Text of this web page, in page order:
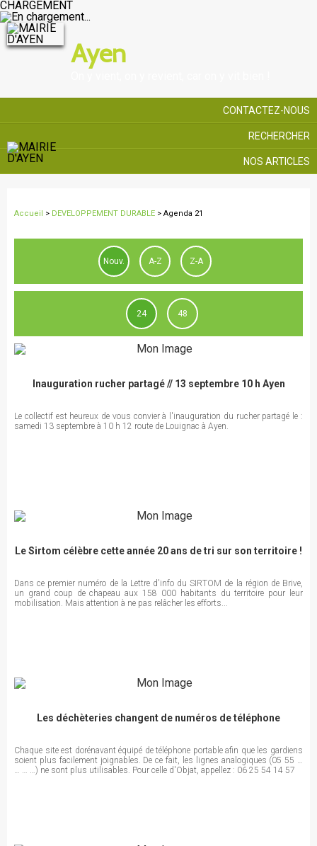
CHARGEMENT
Ayen
CONTACTEZ-NOUS
RECHERCHER
NOS ARTICLES
Accueil > DEVELOPPEMENT DURABLE > Agenda 21
Nouv. A-Z Z-A
24 48
Inauguration rucher partagé // 13 septembre 10 h Ayen
Le collectif est heureux de vous convier à l'inauguration du rucher partagé le :
samedi 13 septembre à 10 h 12 route de Louignac à Ayen.
Le Sirtom célèbre cette année 20 ans de tri sur son territoire !
Dans ce premier numéro de la Lettre d'info du SIRTOM de la région de Brive,
un grand coup de chapeau aux 158 000 habitants du territoire pour leur
mobilisation. Mais attention à ne pas relâcher les efforts...
Les déchèteries changent de numéros de téléphone
Chaque site est dorénavant équipé de téléphone portable afin que les gardiens
soient plus facilement joignables. De ce fait, les lignes analogiques (05 55 …
… … …) ne sont plus utilisables. Pour celle d'Objat, appellez : 06 25 54 14 57